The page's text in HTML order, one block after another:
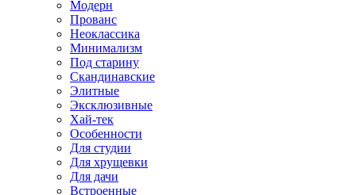
Модерн
Прованс
Неоклассика
Минимализм
Под старину
Скандинавские
Элитные
Эксклюзивные
Хай-тек
Особенности
Для студии
Для хрущевки
Для дачи
Встроенные